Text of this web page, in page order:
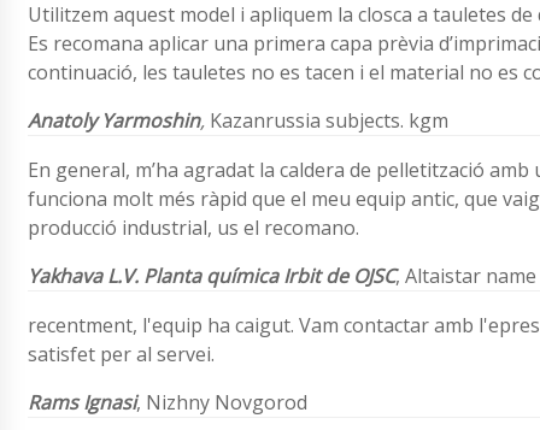
Utilitzem aquest model i apliquem la closca a tauletes
Es recomana aplicar una primera capa prèvia
continuació, les tauletes no es tacen i el material no es
Anatoly Yarmoshin, Kazanrussia subjects. kgm
En general, m’ha agradat la caldera de pelletització
funciona molt més ràpid que el meu equip antic, que
producció industrial, us el recomano.
Yakhava L.V. Planta química Irbit de OJSC, Altaistar name
recentment, l'equip ha caigut. Vam contactar amb
satisfet per al servei.
RamsIgnasi, Nizhny Novgorod